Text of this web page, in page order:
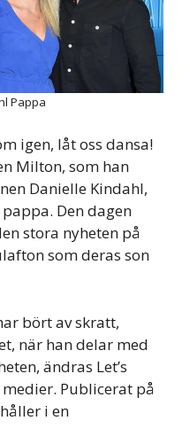
Pappa
igen, låt oss dansa!
Milton, som han
Danielle Kindahl,
Den dagen
stora nyheten på
som deras son
bört av skratt,
när han delar med
ändras Let’s
Publicerat på
i en